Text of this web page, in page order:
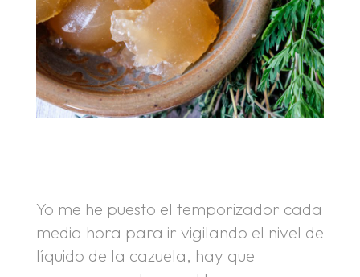
Yo me he puesto el temporizador cada
media hora para ir vigilando el nivel de
líquido de la cazuela, hay que